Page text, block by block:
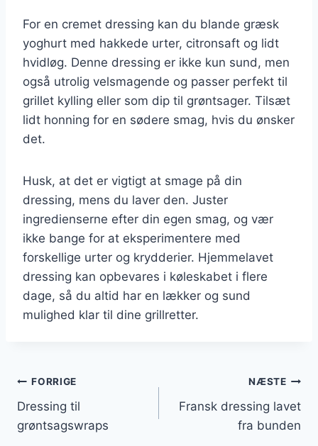
For en cremet dressing kan du blande græsk
yoghurt med hakkede urter, citronsaft og lidt
hvidløg. Denne dressing er ikke kun sund, men
også utrolig velsmagende og passer perfekt til
grillet kylling eller som dip til grøntsager. Tilsæt
lidt honning for en sødere smag, hvis du ønsker
det.
Husk, at det er vigtigt at smage på din
dressing, mens du laver den. Juster
ingredienserne efter din egen smag, og vær
ikke bange for at eksperimentere med
forskellige urter og krydderier. Hjemmelavet
dressing kan opbevares i køleskabet i flere
dage, så du altid har en lækker og sund
mulighed klar til dine grillretter.
Indlægsnavigation
FORRIGE
Dressing til
grøntsagswraps
NÆSTE
Fransk dressing lavet
fra bunden